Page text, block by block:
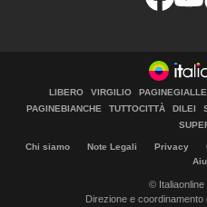
LIBERO VIRGILIO PAGINEGIALLE
PAGINEBIANCHE
TUTTOCITTÀ DILEI
Chi siamo Note Legali Privacy
© Italiaonline
Direzione e coordinamento